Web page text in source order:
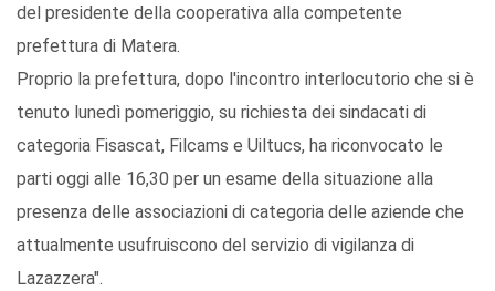
del presidente della cooperativa alla competente
prefettura di Matera.
Proprio la prefettura, dopo l'incontro interlocutorio che si è
tenuto lunedì pomeriggio, su richiesta dei sindacati di
categoria Fisascat, Filcams e Uiltucs, ha riconvocato le
parti oggi alle 16,30 per un esame della situazione alla
presenza delle associazioni di categoria delle aziende che
attualmente usufruiscono del servizio di vigilanza di
Lazazzera".